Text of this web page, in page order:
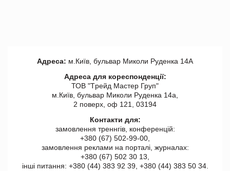
Адреса: м.Київ, бульвар Миколи Руденка 14А
Адреса для кореспонденції:
ТОВ "Tрейд Мастер Груп"
м.Київ, бульвар Миколи Руденка 14а,
2 поверх, оф 121, 03194
Контакти для:
замовлення треннгів, конференцій:
+380 (67) 502-99-00,
замовлення реклами на порталі, журналах:
+380 (67) 502 30 13,
інші питання: +380 (44) 383 92 39, +380 (44) 383 50 34.